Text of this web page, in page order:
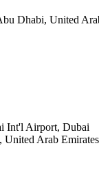
Dhabi, United
Int'l Airport, Dubai
Arab Emirates